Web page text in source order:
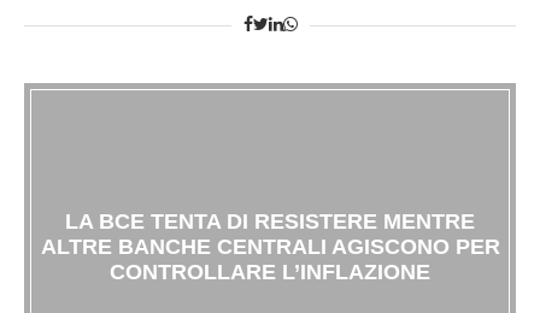
LA BCE TENTA DI RESISTERE MENTRE
ALTRE BANCHE CENTRALI AGISCONO PER
CONTROLLARE L’INFLAZIONE